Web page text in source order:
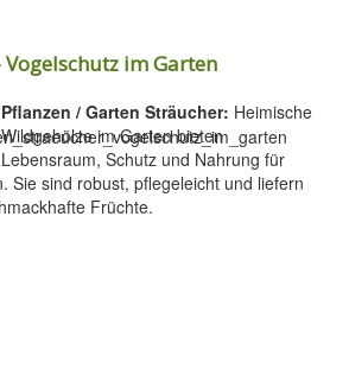
im Garten
Pflanzen / Garten Sträucher: Heimische
Wildgehölze im Garten bieten
Lebensraum, Schutz und Nahrung für
Sie sind robust, pflegeleicht und liefern
Früchte.